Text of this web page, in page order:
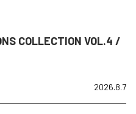
COLLECTION VOL.4 /
2026.8.7